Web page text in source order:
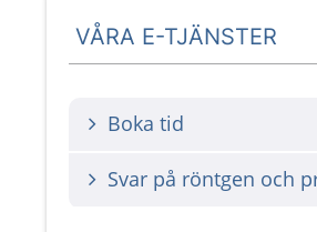
VÅRA E-TJÄNSTER
Boka tid
Svar på röntgen och